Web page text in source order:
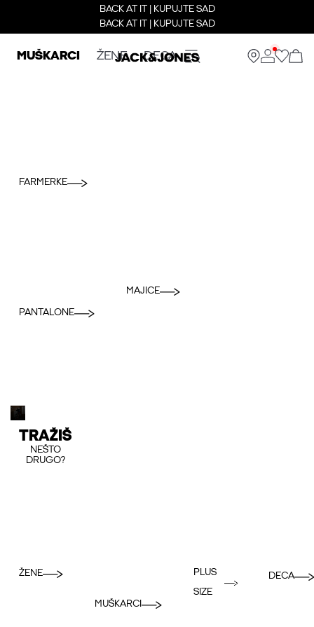
BACK AT IT | KUPUJTE SAD
BACK AT IT | KUPUJTE SAD
MUŠKARCI ŽENE DECA
FARMERKE
PANTALONE
MAJICE
TRAŽIŠ
NEŠTO
DRUGO?
ŽENE
MUŠKARCI
PLUS
SIZE
DECA